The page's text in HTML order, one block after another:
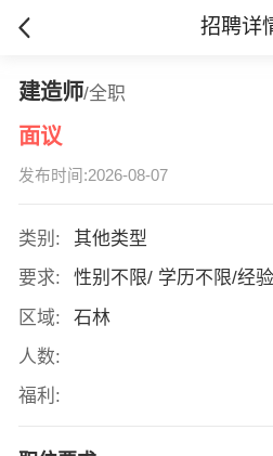
招聘详
建造师/全职
面议
发布时间:2026-08-07
类别:
其他类型
要求:
性别不限/ 学历不限/经
区域:
石林
人数:
福利: